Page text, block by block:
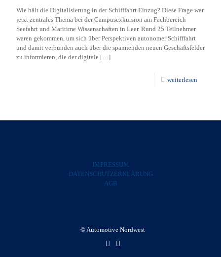
Wie hält die Digitalisierung in der Schifffahrt Einzug? Diese Frage war
jetzt zentrales Thema bei der Campusexkursion am Fachbereich
Seefahrt und Maritime Wissenschaften in Leer. Rund 25 Teilnehmer
waren gekommen, um sich über Perspektiven autonomer Schifffahrt
und damit verbunden auch über die spannenden neuen Geschäftsfelder
zu informieren, die der digitale […]
weiterlesen
IMPRESSUM
DATENSCHUTZERKLÄRUNG
AGB
© Automotive Nordwest